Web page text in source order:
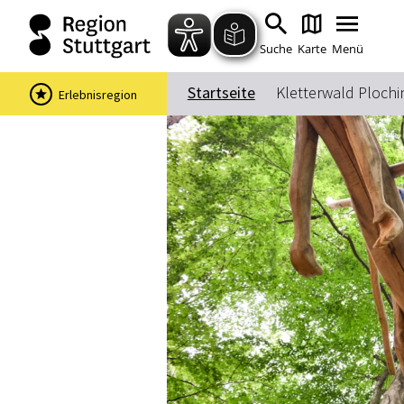
Suche Karte Menü
Startseite Kletterwald
Erlebnisregion